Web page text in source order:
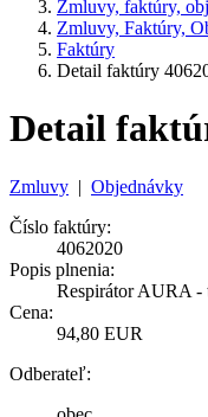
Zmluvy, faktúry,
Zmluvy, Faktúry,
Faktúry
Detail faktúry
Detail
Zmluvy | Objednávky
Číslo faktúry:
4062020
Popis plnenia:
Respirátor AURA -
Cena:
94,80 EUR
Odberateľ: